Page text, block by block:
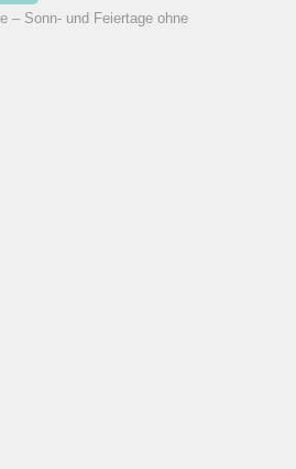
– Sonn- und Feiertage ohne